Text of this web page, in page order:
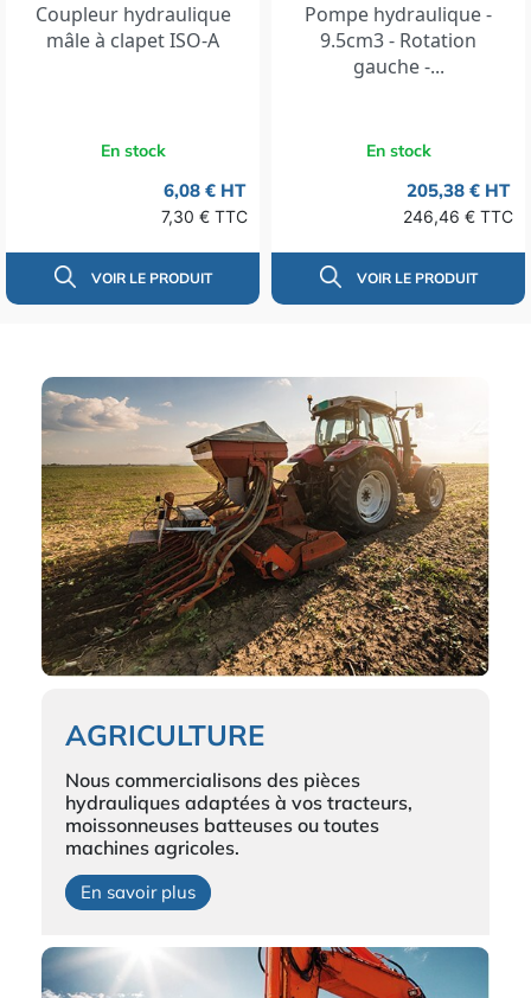
Coupleur hydraulique
mâle à clapet ISO-A
En stock
6,08 € HT
7,30 € TTC
VOIR LE PRODUIT
Pompe hydraulique -
9.5cm3 - Rotation
gauche -...
En stock
205,38 € HT
246,46 € TTC
VOIR LE PRODUIT
AGRICULTURE
Nous commercialisons des pièces
hydrauliques adaptées à vos tracteurs,
moissonneuses batteuses ou toutes
machines agricoles.
En savoir plus